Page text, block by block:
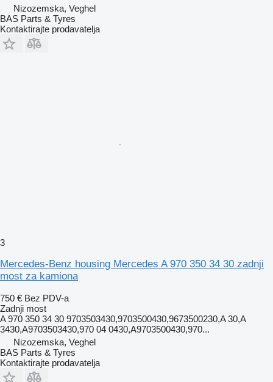
Nizozemska, Veghel
BAS Parts & Tyres
Kontaktirajte prodavatelja
3
Mercedes-Benz housing Mercedes A 970 350 34 30 zadnji
most za kamiona
750 € Bez PDV-a
Zadnji most
A 970 350 34 30 9703503430,9703500430,9673500230,A 30,A
3430,A9703503430,970 04 0430,A9703500430,970...
Nizozemska, Veghel
BAS Parts & Tyres
Kontaktirajte prodavatelja